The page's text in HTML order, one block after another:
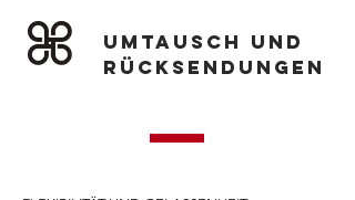
UMTAUSCH UND
RÜCKSENDUNGEN